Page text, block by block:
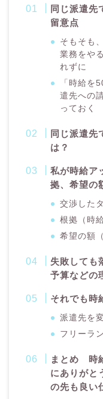
同じ派遣先
留意点
そもそも
業務をや
れずに
「時給を
遣先への
っておく
同じ派遣先
は？
私が時給ア
拠、希望の
交渉した
根拠（時
希望の額
失敗しても
予算などの
それでも時
派遣先を
フリーラ
まとめ 時
にありがと
の先も良い